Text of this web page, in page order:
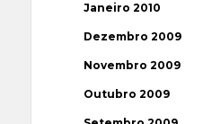
Janeiro 2010
Dezembro 2009
Novembro 2009
Outubro 2009